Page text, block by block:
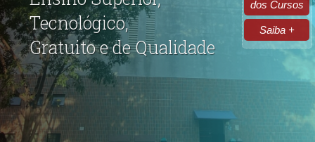
dos Cursos
Saiba +
Tecnológico,
Gratuito e de Qualidade